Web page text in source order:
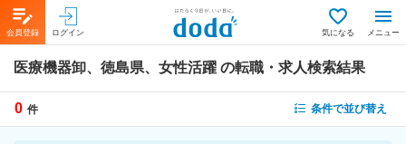
会員登録 ログイン 気になる メニュー
医療機器卸、徳島県、女性活躍 の転職・求人検索結果
0 件 条件で並び替え